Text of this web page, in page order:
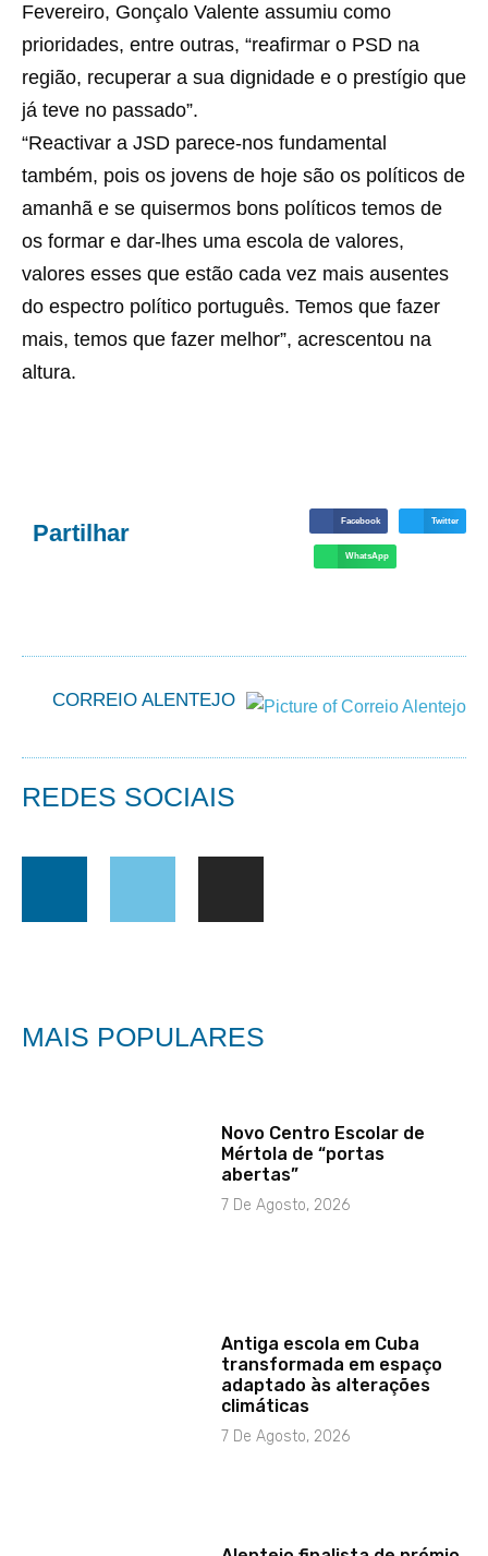
Fevereiro, Gonçalo Valente assumiu como
prioridades, entre outras, “reafirmar o PSD na
região, recuperar a sua dignidade e o prestígio que
já teve no passado”.
“Reactivar a JSD parece-nos fundamental
também, pois os jovens de hoje são os políticos de
amanhã e se quisermos bons políticos temos de
os formar e dar-lhes uma escola de valores,
valores esses que estão cada vez mais ausentes
do espectro político português. Temos que fazer
mais, temos que fazer melhor”, acrescentou na
altura.
Partilhar Facebook Twitter
WhatsApp
CORREIO ALENTEJO
REDES SOCIAIS
MAIS POPULARES
Novo Centro Escolar de
Mértola de “portas
abertas”
7 De Agosto, 2026
Antiga escola em Cuba
transformada em espaço
adaptado às alterações
climáticas
7 De Agosto, 2026